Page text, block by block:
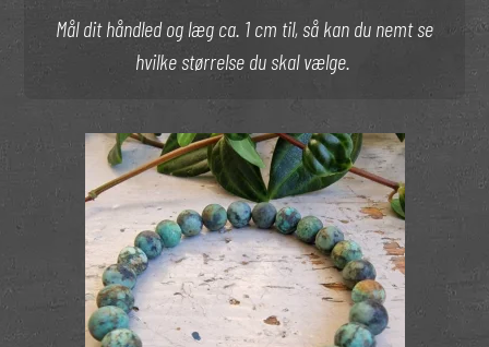
Mål dit håndled og læg ca. 1 cm til, så kan du nemt se
hvilke størrelse du skal vælge.